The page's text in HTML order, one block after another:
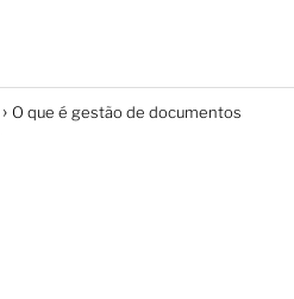
O que é gestão de documentos